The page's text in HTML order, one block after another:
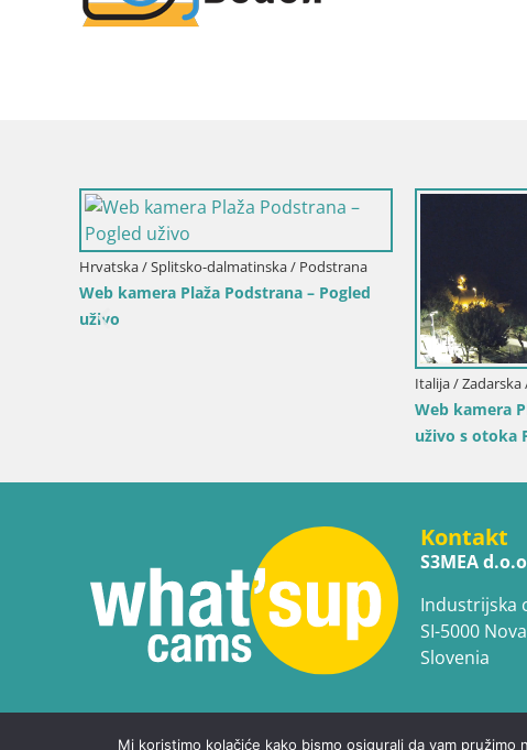
Italija / Sardinija / Muravera
Web kamera Piscina Rei – Pogled uživo iz
Costa Rei, Muravera
Italija /
Web
Duotone
Kontakt
S3MEA
Industrijska
SI-5000
Slovenia
Mi koristimo kolačiće kako bismo osigurali da vam